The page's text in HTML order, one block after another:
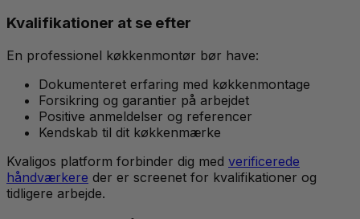
Kvalifikationer at se efter
En professionel køkkenmontør bør have:
Dokumenteret erfaring med køkkenmontage
Forsikring og garantier på arbejdet
Positive anmeldelser og referencer
Kendskab til dit køkkenmærke
Kvaligos platform forbinder dig med verificerede
håndværkere der er screenet for kvalifikationer og
tidligere arbejde.